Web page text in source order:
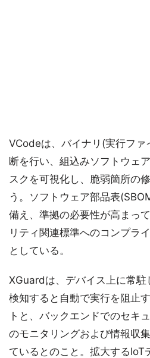
VCodeは、バイナリ(実行ファ
断を行い、組込みソフトウェ
スクを可視化し、脆弱箇所の
う。ソフトウェア部品表
備え、準拠の必要性が高まっ
リティ関連標準へのコンプラ
としている。
XGuardは、デバイス上に常
検知すると自動で実行を阻止
トと、バックエンドでのセキ
のモニタリングおよび情報収
ているとのこと。拡大するIoT